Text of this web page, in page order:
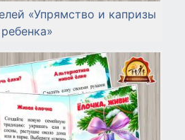
«Упрямство и капризы
ребенка»